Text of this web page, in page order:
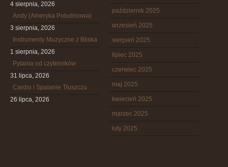
4 sierpnia, 2026
Andy (Ameryka Południowa)
3 sierpnia, 2026
Instrumenty Muzyczne z Bliska
1 sierpnia, 2026
Pytania od czytelników
31 lipca, 2026
Cardio i Spalanie Tłuszczu
26 lipca, 2026
październik 2025
wrzesień 2025
sierpień 2025
lipiec 2025
czerwiec 2025
maj 2025
kwiecień 2025
marzec 2025
luty 2025